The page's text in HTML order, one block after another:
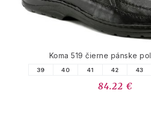
Koma 519 čierne pánske
39 40 41 42 43
84.22 €